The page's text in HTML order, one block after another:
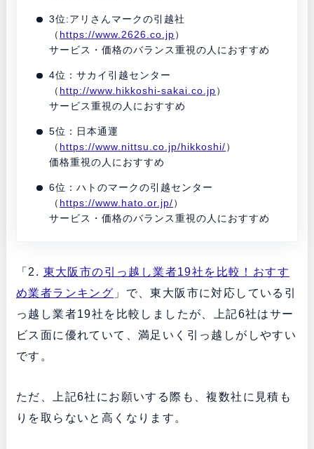
3位:アリさんマークの引越社
（ https://www.2626.co.jp）
サービス・価格のバランス重視の人におすすめ
4位：サカイ引越センター
（ http://www.hikkoshi-sakai.co.jp）
サービス重視の人におすすめ
5位：日本通運
（ https://www.nittsu.co.jp/hikkoshi/）
価格重視の人におすすめ
6位：ハトのマークの引越センター
（ https://www.hato.or.jp/）
サービス・価格のバランス重視の人におすすめ
「2. 東大阪市の引っ越し業者19社を比較！おすす
め業者ランキング 」で、東大阪市に対応している引
っ越し業者19社を比較しましたが、上記6社はサー
ビス面に優れていて、満足いく引っ越しがしやすい
です。
ただ、上記6社にお願いする際も、複数社に見積も
りを取らないと高くなります。